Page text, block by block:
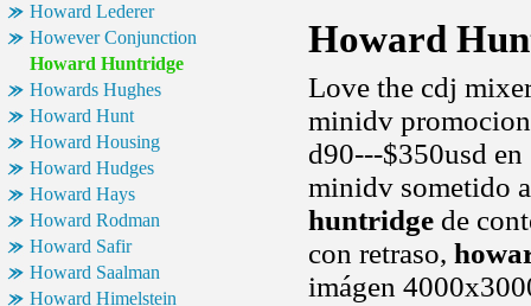
Howard Lederer
However Conjunction
Howard Huntridge
Howards Hughes
Howard Hunt
Howard Housing
Howard Hudges
Howard Hays
Howard Rodman
Howard Safir
Howard Saalman
Howard Himelstein
Howard
Love the cdj
minidv
d90---$350usd
minidv sometido
huntridge de
con retraso,
imágen